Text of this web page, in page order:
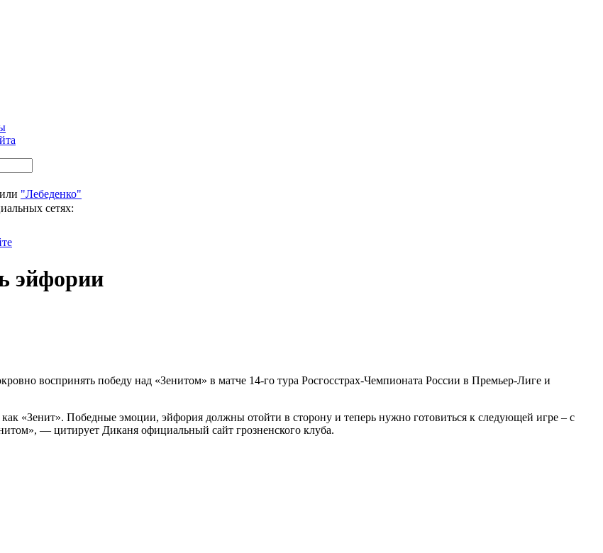
или "Лебеденко"
сетях:
эйфории
воспринять победу над «Зенитом» в матче 14-го тура Росгосстрах-Чемпионата России в Премьер-Лиге и
«Зенит». Победные эмоции, эйфория должны отойти в сторону и теперь нужно готовиться к следующей игре – с
— цитирует Диканя официальный сайт грозненского клуба.